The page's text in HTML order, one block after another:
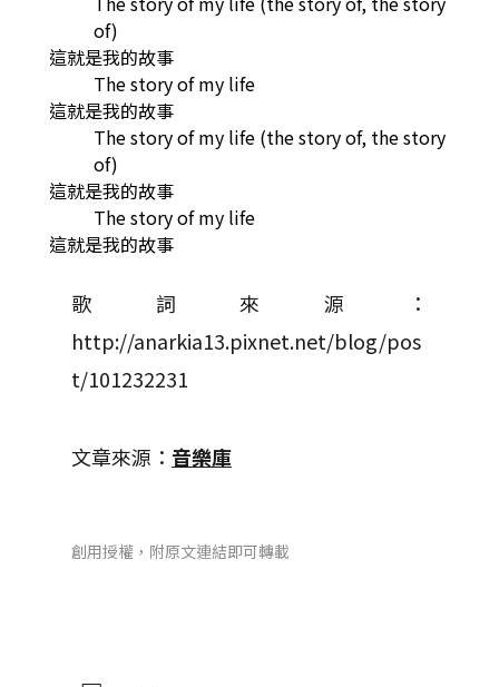
of)
這就是我的故事
The story of my life
這就是我的故事
The story of my life (the story of, the story
of)
這就是我的故事
The story of my life
這就是我的故事
歌詞來源：
http://anarkia13.pixnet.net/blog/pos
t/101232231
文章來源： 音樂庫
創用授權，附原文連結即可轉載